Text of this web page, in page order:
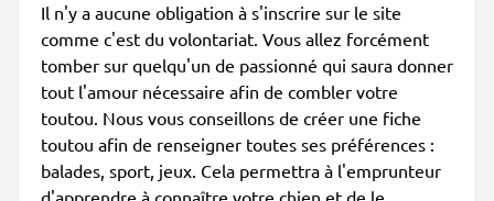
Il n'y a aucune obligation à s'inscrire sur le site
comme c'est du volontariat. Vous allez forcément
tomber sur quelqu'un de passionné qui saura donner
tout l'amour nécessaire afin de combler votre
toutou. Nous vous conseillons de créer une fiche
toutou afin de renseigner toutes ses préférences :
balades, sport, jeux. Cela permettra à l'emprunteur
d'apprendre à connaître votre chien et de le